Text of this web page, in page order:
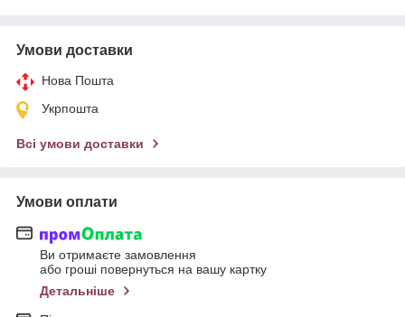
Умови доставки
Нова Пошта
Укрпошта
Всі умови доставки
Умови оплати
Ви отримаєте замовлення
або гроші повернуться на вашу картку
Детальніше